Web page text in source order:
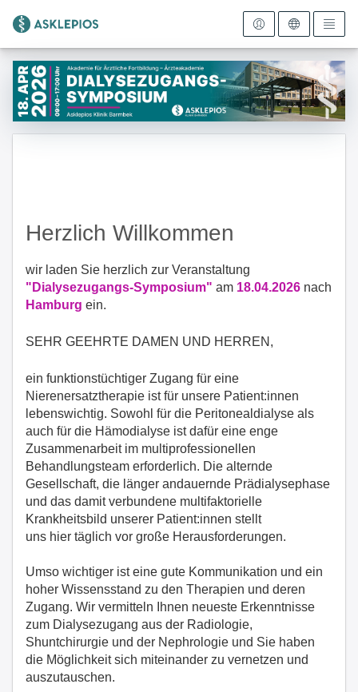
Zur Startseite
Herzlich Willkommen
wir laden Sie herzlich zur Veranstaltung
"Dialysezugangs-Symposium" am 18.04.2026 nach
Hamburg ein.
SEHR GEEHRTE DAMEN UND HERREN,
ein funktionstüchtiger Zugang für eine
Nierenersatztherapie ist für unsere Patient:innen
lebenswichtig. Sowohl für die Peritonealdialyse als
auch für die Hämodialyse ist dafür eine enge
Zusammenarbeit im multiprofessionellen
Behandlungsteam erforderlich. Die alternde
Gesellschaft, die länger andauernde Prädialysephase
und das damit verbundene multifaktorielle
Krankheitsbild unserer Patient:innen stellt
uns hier täglich vor große Herausforderungen.
Umso wichtiger ist eine gute Kommunikation und ein
hoher Wissensstand zu den Therapien und deren
Zugang. Wir vermitteln Ihnen neueste Erkenntnisse
zum Dialysezugang aus der Radiologie,
Shuntchirurgie und der Nephrologie und Sie haben
die Möglichkeit sich miteinander zu vernetzen und
auszutauschen.